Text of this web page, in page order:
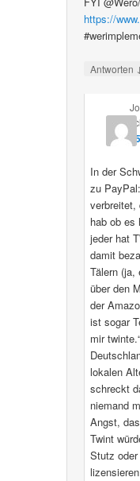
https://
Antworten ↓
In der
zu PayPal:
verbreitet,
hab ob es
jeder hat
damit
Tälern (ja,
über den
der
ist sogar
mir
lokalen
schreckt
niemand
Angst,
Twint
Stutz